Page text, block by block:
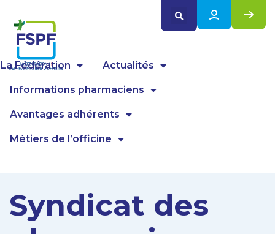
La Fédération Actualités
Informations pharmaciens
Avantages adhérents
Métiers de l’officine
Syndicat des